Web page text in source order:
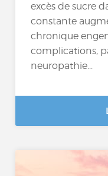
excès de sucre
constante
chronique
complications,
neuropathie...